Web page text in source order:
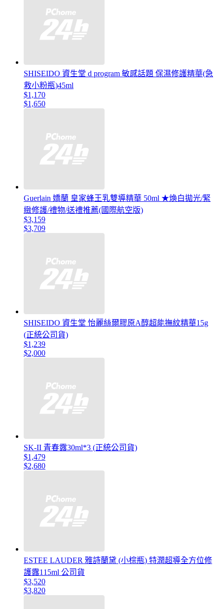
SHISEIDO 資生堂 d program 敏感話題 保濕修護精華(急
救小粉瓶)45ml
$1,170
$1,650
Guerlain 嬌蘭 皇家蜂王乳雙導精華 50ml ★煥白拋光/緊
緻修護/禮物/送禮推薦(國際航空版)
$3,159
$3,709
SHISEIDO 資生堂 怡麗絲爾膠原A醇超能撫紋精華15g
(正統公司貨)
$1,239
$2,000
SK-II 青春露30ml*3 (正統公司貨)
$1,479
$2,680
ESTEE LAUDER 雅詩蘭黛 (小棕瓶) 特潤超導全方位修
護露115ml 公司貨
$3,520
$3,820